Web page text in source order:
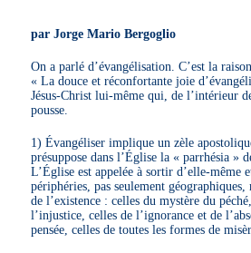
par Jorge Mario Bergoglio
On a parlé d’évangélisation. C’est la
« La douce et réconfortante joie
Jésus-Christ lui-même qui, de l’intérieur
pousse.
1) Évangéliser implique un zèle
présuppose dans l’Église la « parrhésia »
L’Église est appelée à sortir d’elle-même
périphéries, pas seulement géographiques,
de l’existence : celles du mystère du
l’injustice, celles de l’ignorance et de
pensée, celles de toutes les formes de